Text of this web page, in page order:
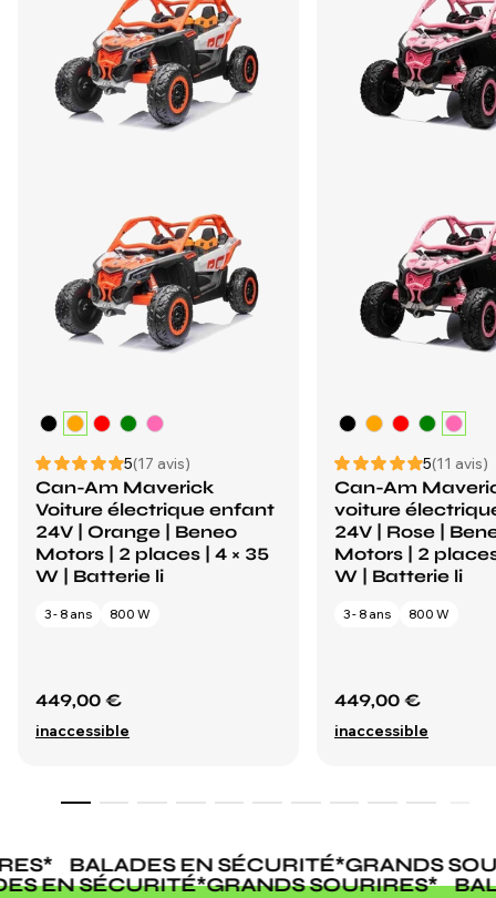
5(17 avis)
Can-Am Maverick
Voiture électrique enfant
24V | Orange | Beneo
Motors | 2 places | 4 × 35
W | Batterie li
3 - 8 ans 800 W
449,00 €
inaccessible
5(11 avis)
Can-Am
voiture
24V | Rose |
Motors | 2
W | Batterie li
3 - 8 ans 800 W
449,00 €
inaccessible
* BALADES EN SÉCURITÉ*GRANDS
EN SÉCURITÉ*GRANDS SOURIRES*